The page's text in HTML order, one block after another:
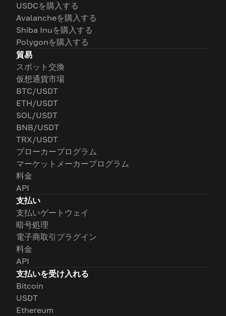
USDCを購入する
Avalancheを購入する
Shiba Inuを購入する
Polygonを購入する
貿易
スポット交換
仮想通貨市場
BTC/USDT
ETH/USDT
SOL/USDT
BNB/USDT
TRX/USDT
ブローカープログラム
マーケットメーカープログラム
料金
API
支払い
支払いゲートウェイ
暗号処理
電子商取引プラグイン
料金
API
支払いを受け入れる
Bitcoin
USDT
Ethereum